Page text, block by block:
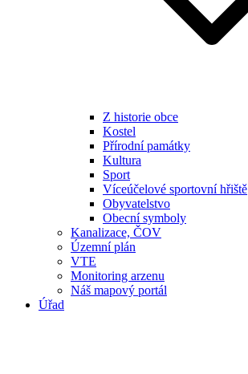
Z historie obce
Kostel
Přírodní památky
Kultura
Sport
Víceúčelové sportovní hřiště
Obyvatelstvo
Obecní symboly
Kanalizace, ČOV
Územní plán
VTE
Monitoring arzenu
Náš mapový portál
Úřad